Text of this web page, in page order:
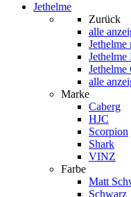
Jethelme
Zurück
alle
Jethelme
alle
Marke
Caberg
HJC
Scorpion
Shark
VINZ
Farbe
Matt
Schwarz